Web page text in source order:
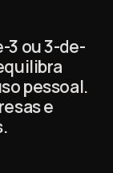
3 ou 3-de-
pessoal.
e